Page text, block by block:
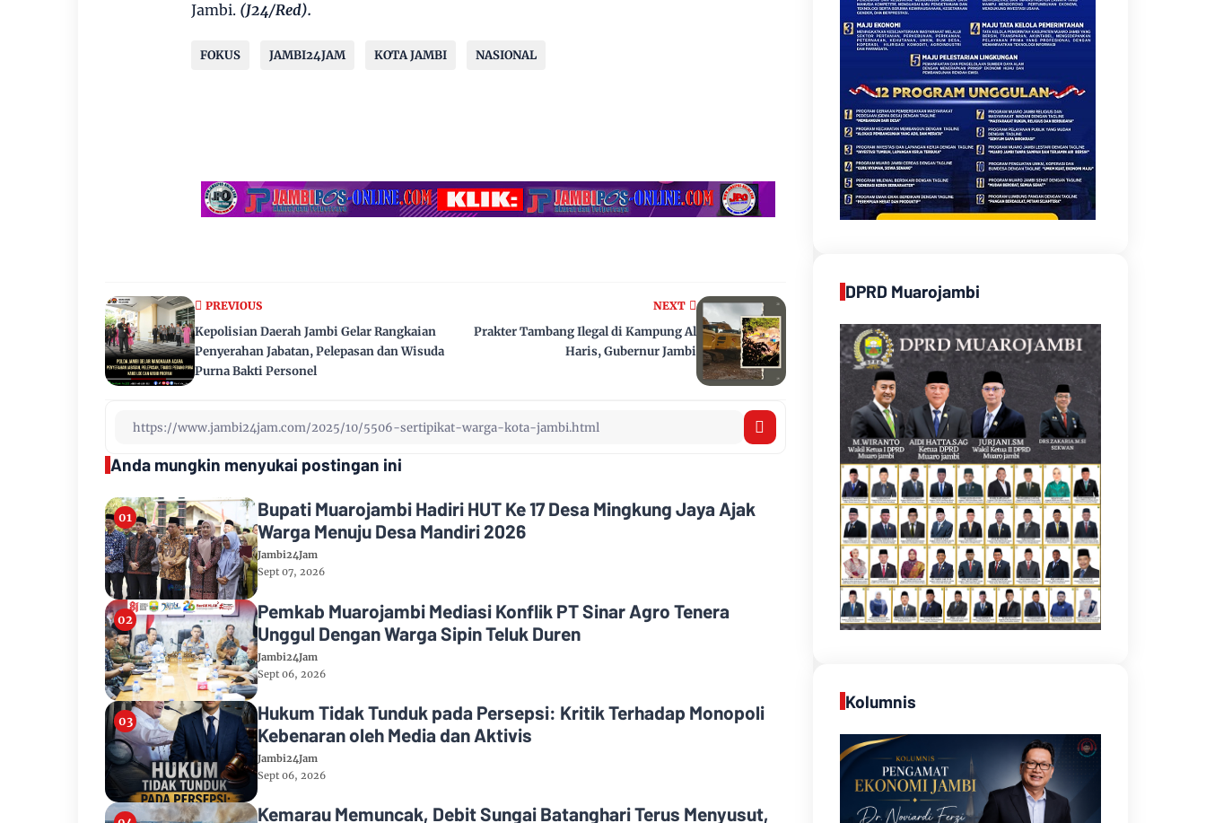
Jambi. (J24/Red).
FOKUS JAMBI24JAM KOTA JAMBI NASIONAL
NEXT
Prakter Tambang Ilegal di Kampung Al
Haris, Gubernur Jambi
PREVIOUS
Kepolisian Daerah Jambi Gelar Rangkaian
Penyerahan Jabatan, Pelepasan dan Wisuda
Purna Bakti Personel
Anda mungkin menyukai postingan ini
Bupati Muarojambi Hadiri HUT Ke 17 Desa Mingkung Jaya Ajak
Warga Menuju Desa Mandiri 2026
Jambi24Jam
Sept 07, 2026
Pemkab Muarojambi Mediasi Konflik PT Sinar Agro Tenera
Unggul Dengan Warga Sipin Teluk Duren
Jambi24Jam
Sept 06, 2026
Hukum Tidak Tunduk pada Persepsi: Kritik Terhadap Monopoli
Kebenaran oleh Media dan Aktivis
Jambi24Jam
Sept 06, 2026
Kemarau Memuncak, Debit Sungai Batanghari Terus Menyusut,
DPRD Muarojambi
Kolumnis